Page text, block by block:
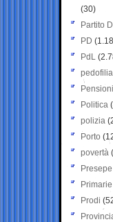
(30)
Partito
PD
PdL
pedofilia
Pensioni
Politica
polizia
Porto
povertà
Presepe
Primarie
Prodi